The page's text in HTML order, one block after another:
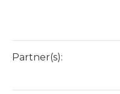
Partner(s):